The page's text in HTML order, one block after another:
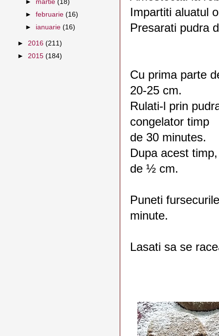
Impartiti aluatul
Presarati pudra
Cu prima parte
20-25 cm.
Rulati-l prin
congelator timp
de 30 minutes.
Dupa acest
de ½ cm.
Puneti
minute.
Lasati sa se
► martie(18)
►februarie(16)
► ianuarie(16)
► 2016 (211)
► 2015 (184)